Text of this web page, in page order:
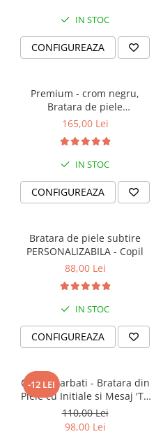
IN STOC
CONFIGUREAZA
Premium - crom negru,
Bratara de piele
PERSONALIZABILA (classic)
165,00 Lei
IN STOC
CONFIGUREAZA
Bratara de piele subtire
PERSONALIZABILA - Copil
88,00 Lei
IN STOC
CONFIGUREAZA
-12 LEI
Cadou Barbati - Bratara din
Piele cu Initiale si Mesaj 'Te
Iubesc'
110,00 Lei
98,00 Lei